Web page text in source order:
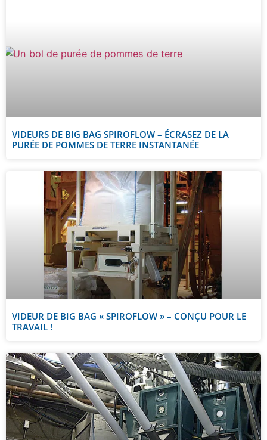
VIDEURS DE BIG BAG SPIROFLOW – ÉCRASEZ DE LA
PURÉE DE POMMES DE TERRE INSTANTANÉE
VIDEUR DE BIG BAG « SPIROFLOW » – CONÇU POUR LE
TRAVAIL !